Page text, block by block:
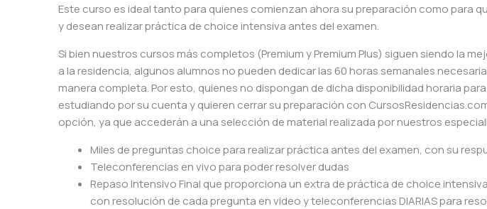
Este curso es ideal tanto para quienes comienzan ahora su preparación como para
y desean realizar práctica de choice intensiva antes del examen.
Si bien nuestros cursos más completos (Premium y Premium Plus) siguen siendo la
a la residencia, algunos alumnos no pueden dedicar las 60 horas semanales
manera completa. Por esto, quienes no dispongan de dicha disponibilidad horaria
estudiando por su cuenta y quieren cerrar su preparación con
opción, ya que accederán a una selección de material realizada por nuestros
Miles de preguntas choice para realizar práctica antes del examen, con su
Teleconferencias en vivo para poder resolver dudas
Repaso Intensivo Final que proporciona un extra de práctica de choice
con resolución de cada pregunta en video y teleconferencias DIARIAS para